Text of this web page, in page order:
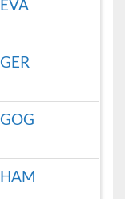
EVA
GER
GOG
HAM